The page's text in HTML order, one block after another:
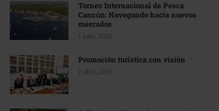
Torneo Internacional de Pesca
Cancún: Navegando hacia nuevos
mercados
1 julio, 2026
Promoción turística con visión
1 abril, 2026